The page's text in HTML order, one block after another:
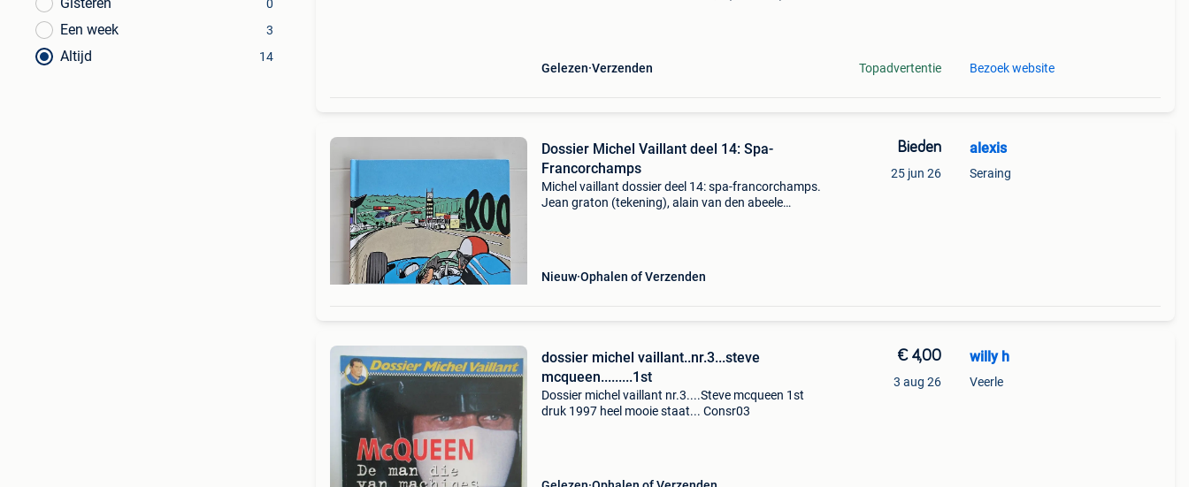
0
Een week 3
Altijd 14
Gelezen Verzenden Topadvertentie Bezoek website
Dossier Michel Vaillant deel 14: Spa-
Francorchamps
Michel vaillant dossier deel 14: spa-francorchamps.
Jean graton (tekening), alain van den abeele
Nieuw Ophalen of Verzenden
Bieden
25 jun 26
alexis
Seraing
dossier michel vaillant..nr.3...steve
mcqueen.........1st
Dossier michel vaillant nr.3....Steve mcqueen 1st
druk 1997 heel mooie staat... Consr03
€ 4,00
3 aug 26
willy h
Veerle